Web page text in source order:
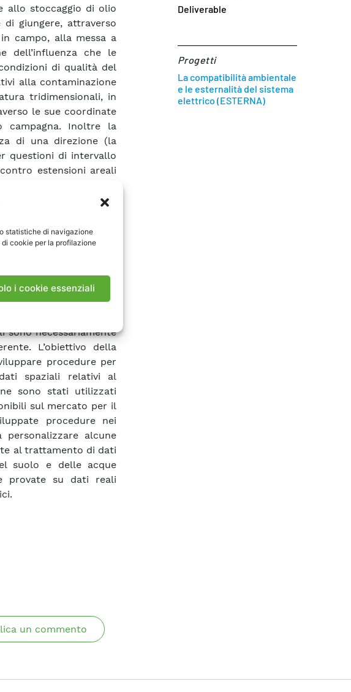
statistiche di navigazione
cookie per la profilazione
i cookie essenziali
allo stoccaggio di olio
giungere, attraverso
campo, alla messa a
dell’influenza che le
di qualità del
alla contaminazione
tridimensionali, in
le sue coordinate
Inoltre la
di una direzione (la
questioni di intervallo
estensioni areali
ciò fa sì che,
inferiori o
insieme a una
schematizzazione
L’utilizzo di
per la complessità
strumenti in grado di
specifici.
lo svolgimento di
sono necessariamente
L’obiettivo della
procedure per
spaziali relativi al
sono stati utilizzati
sul mercato per il
procedure nei
alcune
al trattamento di dati
suolo e delle acque
provate su dati reali
Deliverable
Progetti
La compatibilità ambientale
e le esternalità del sistema
elettrico (ESTERNA)
un commento